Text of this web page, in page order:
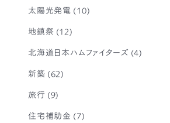
太陽光発電 (10)
地鎮祭 (12)
北海道日本ハムファイターズ (4)
新築 (62)
旅行 (9)
住宅補助金 (7)